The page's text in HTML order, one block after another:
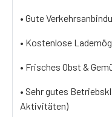
• Gute
• Kostenlose
• Frisches Obst &
• Sehr gutes
Aktivitäten)